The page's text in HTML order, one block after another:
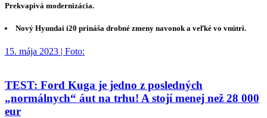
Prekvapivá modernizácia.
Nový Hyundai i20 prináša drobné zmeny navonok a veľké vo vnútri.
15. mája 2023 | Foto:
TEST: Ford Kuga je jedno z posledných
„normálnych“ áut na trhu! A stojí menej než 28 000
eur